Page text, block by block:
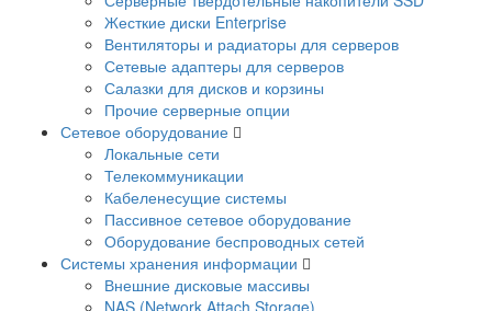
Жесткие диски Enterprise
Вентиляторы и радиаторы для серверов
Сетевые адаптеры для серверов
Салазки для дисков и корзины
Прочие серверные опции
Сетевое оборудование
Локальные сети
Телекоммуникации
Кабеленесущие системы
Пассивное сетевое оборудование
Оборудование беспроводных сетей
Системы хранения информации
Внешние дисковые массивы
NAS (Network Attach Storage)